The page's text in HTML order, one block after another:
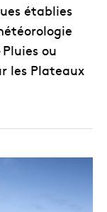
établies
ou
les Plateaux